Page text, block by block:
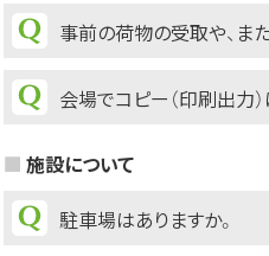
事前の荷物の受取や、ま
会場でコピー（印刷出力）
施設について
駐車場はありますか。